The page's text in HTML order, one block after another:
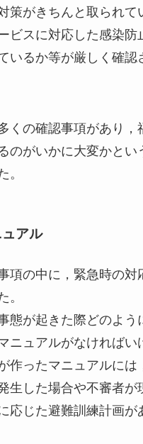
策がきちんと取られて
ビスに対応した感染防
いるか等が厳しく確認
くの確認事項があり，
のがいかに大変かとい
。
アル
項の中に，緊急時の対
。
態が起きた際どのよう
ニュアルがなければい
作ったマニュアルには
生した場合や不審者が
応じた避難訓練計画が